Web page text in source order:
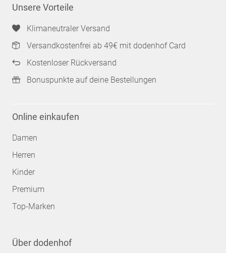
Unsere Vorteile
Klimaneutraler Versand
Versandkostenfrei ab 49€ mit dodenhof Card
Kostenloser Rückversand
Bonuspunkte auf deine Bestellungen
Online einkaufen
Damen
Herren
Kinder
Premium
Top-Marken
Über dodenhof